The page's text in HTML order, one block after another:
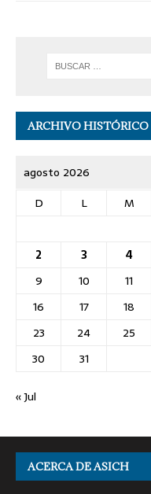
ARCHIVO HISTÓRICO
agosto 2026
D
L M
2
3 4
9
10 11
16
17 18
23
24 25
30
31
« Jul
ACERCA DE ASICH